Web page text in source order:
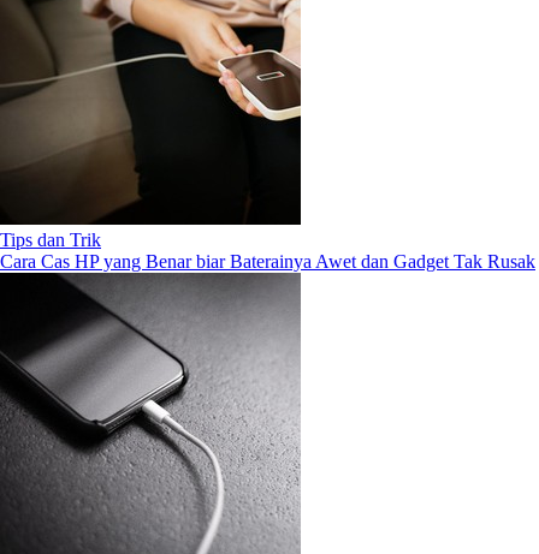
Tips dan Trik
Cara Cas HP yang Benar biar Baterainya Awet dan Gadget Tak Rusak